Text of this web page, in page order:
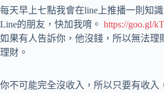
每天早上七點我會在line上推播一則知
Line的朋友，快加我唷。 https://goo.gl/
如果有人告訴你，他沒錢，所以無法
理財。
你不可能完全沒收入，所以只要有收